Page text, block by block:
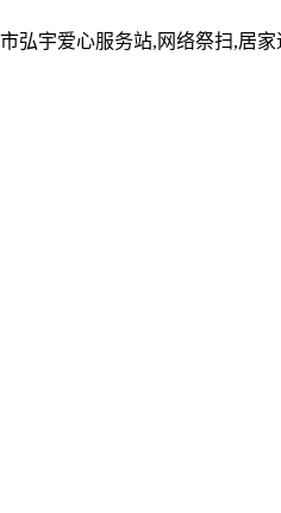
弘宇爱心服务站,网络祭扫,居